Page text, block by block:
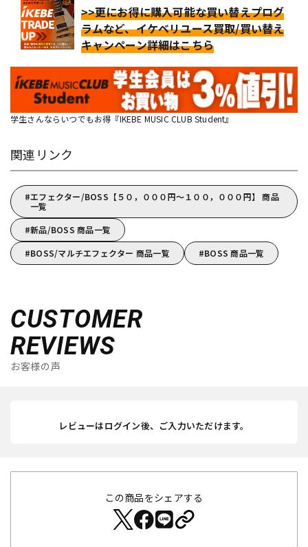
>>更にお得に購入可能な買い替えプログ
ラムなど、イケベリユース買取/買い替え
キャンペーン詳細はこちら
学生さんならいつでもお得『IKEBE MUSIC CLUB Student』
関連リンク
エフェクター/BOSS【５０，０００円～１００，０００円】 商品
一覧
新品/BOSS 商品一覧
BOSS/マルチエフェクター 商品一覧
BOSS 商品一覧
CUSTOMER
REVIEWS
お客様の声
レビューはログイン後、ご入力いただけます。
この商品をシェアする